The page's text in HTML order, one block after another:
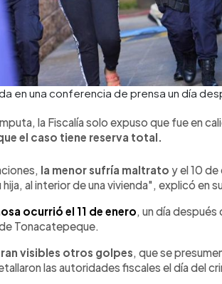
en una conferencia de prensa un día
la Fiscalía solo expuso que fue en
el caso tiene reserva total.
la menor sufría maltrato y el 10
al interior de una vivienda", explicó en
ocurrió el 11 de enero , un día
Tonacatepeque.
visibles otros golpes , que se
las autoridades fiscales el día del